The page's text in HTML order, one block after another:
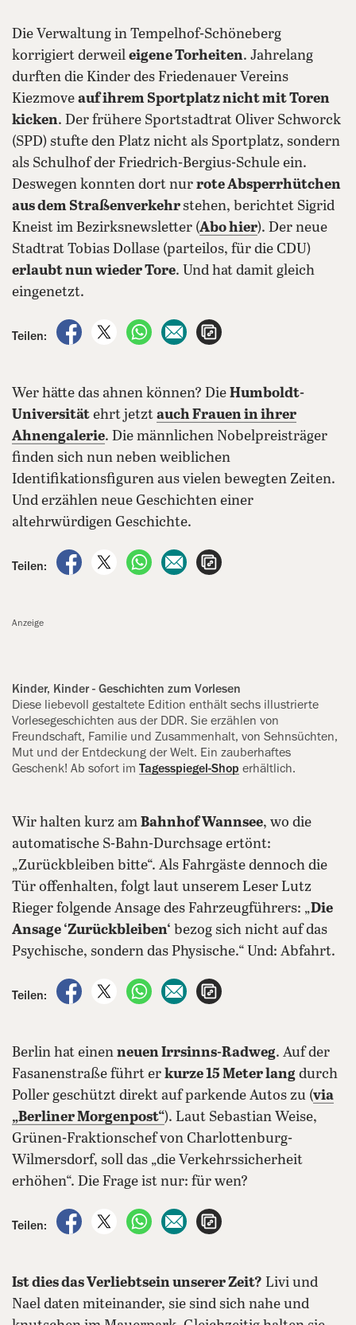
Die Verwaltung in Tempelhof-Schöneberg
korrigiert derweil eigene Torheiten. Jahrelang
durften die Kinder des Friedenauer Vereins
Kiezmove auf ihrem Sportplatz nicht mit Toren
kicken. Der frühere Sportstadtrat Oliver Schworck
(SPD) stufte den Platz nicht als Sportplatz, sondern
als Schulhof der Friedrich-Bergius-Schule ein.
Deswegen konnten dort nur rote Absperrhütchen
aus dem Straßenverkehrstehen, berichtet Sigrid
Kneist im Bezirksnewsletter (Abo hier). Der neue
Stadtrat Tobias Dollase (parteilos, für die CDU)
erlaubt nun wieder Tore. Und hat damit gleich
eingenetzt.
Teilen:
auf Facebook teilen
auf X teilenper WhatsApp teilen
per E-Mail teilen
Wer hätte das ahnen können? Die Humboldt-
Universität ehrt jetzt auch Frauen in ihrer
Ahnengalerie. Die männlichen Nobelpreisträger
finden sich nun neben weiblichen
Identifikationsfiguren aus vielen bewegten Zeiten.
Und erzählen neue Geschichten einer
altehrwürdigen Geschichte.
Teilen:
auf Facebook teilen
auf X teilenper WhatsApp teilen
per E-Mail teilen
Anzeige
Kinder, Kinder - Geschichten zum Vorlesen
Diese liebevoll gestaltete Edition enthält sechs illustrierte
Vorlesegeschichten aus der DDR. Sie erzählen von
Freundschaft, Familie und Zusammenhalt, von Sehnsüchten,
Mut und der Entdeckung der Welt. Ein zauberhaftes
Geschenk! Ab sofort im Tagesspiegel-Shop erhältlich.
Wir halten kurz am Bahnhof Wannsee, wo die
automatische S-Bahn-Durchsage ertönt:
„Zurückbleiben bitte“. Als Fahrgäste dennoch die
Tür offenhalten, folgt laut unserem Leser Lutz
Rieger folgende Ansage des Fahrzeugführers: „Die
Ansage ‘Zurückbleiben‘ bezog sich nicht auf das
Psychische, sondern das Physische.“ Und: Abfahrt.
Teilen:
auf Facebook teilen
auf X teilenper WhatsApp teilen
per E-Mail teilen
Berlin hat einen neuen Irrsinns-Radweg. Auf der
Fasanenstraße führt er kurze 15 Meter lang durch
Poller geschützt direkt auf parkende Autos zu (via
„Berliner Morgenpost“). Laut Sebastian Weise,
Grünen-Fraktionschef von Charlottenburg-
Wilmersdorf, soll das „die Verkehrssicherheit
erhöhen“. Die Frage ist nur: für wen?
Teilen:
auf Facebook teilen
auf X teilenper WhatsApp teilen
per E-Mail teilen
Ist dies das Verliebtsein unserer Zeit? Livi und
Nael daten miteinander, sie sind sich nahe und